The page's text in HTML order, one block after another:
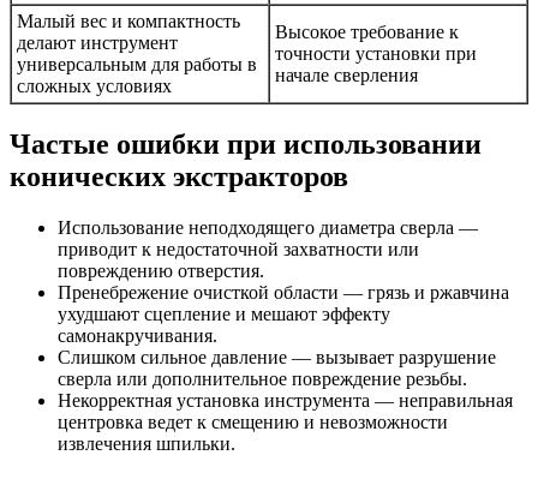
Малый вес и компактность
делают инструмент
универсальным для работы в
сложных условиях
Высокое требование к
точности установки при
начале сверления
Частые ошибки при использовании
конических экстракторов
Использование неподходящего диаметра сверла —
приводит к недостаточной захватности или
повреждению отверстия.
Пренебрежение очисткой области — грязь и ржавчина
ухудшают сцепление и мешают эффекту
самонакручивания.
Слишком сильное давление — вызывает разрушение
сверла или дополнительное повреждение резьбы.
Некорректная установка инструмента — неправильная
центровка ведет к смещению и невозможности
извлечения шпильки.